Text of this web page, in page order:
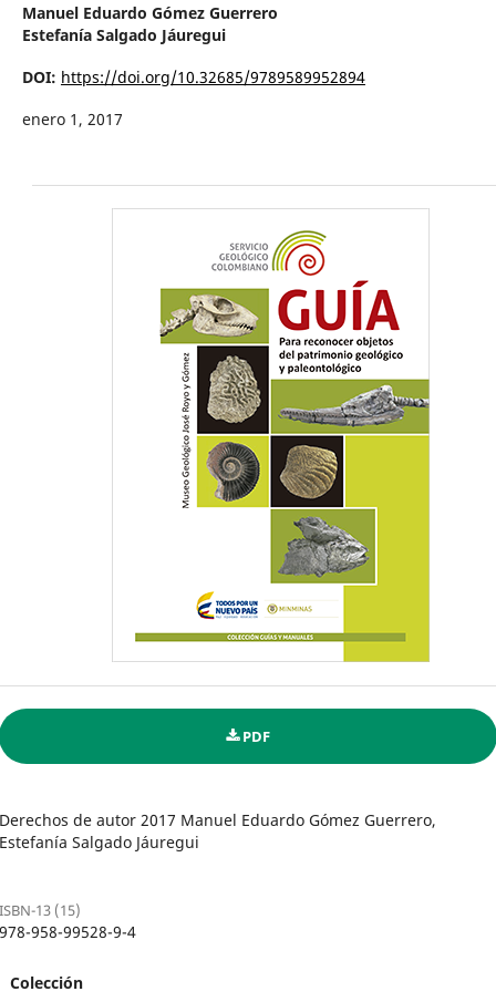
Manuel Eduardo Gómez Guerrero
Estefanía Salgado Jáuregui
DOI: https://doi.org/10.32685/9789589952894
enero 1, 2017
PDF
Derechos de autor 2017 Manuel Eduardo Gómez Guerrero,
Estefanía Salgado Jáuregui
ISBN-13 (15)
978-958-99528-9-4
Colección